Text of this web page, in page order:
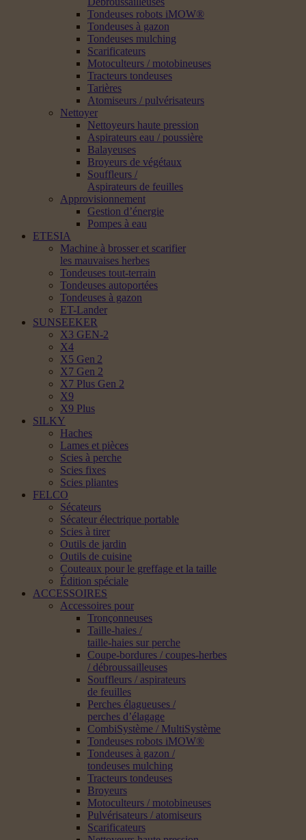
Tondeuses robots iMOW®
Tondeuses à gazon
Tondeuses mulching
Scarificateurs
Motoculteurs / motobineuses
Tracteurs tondeuses
Tarières
Atomiseurs / pulvérisateurs
Nettoyer
Nettoyeurs haute pression
Aspirateurs eau / poussière
Balayeuses
Broyeurs de végétaux
Souffleurs /
Aspirateurs de feuilles
Approvisionnement
Gestion d’énergie
Pompes à eau
ETESIA
Machine à brosser et scarifier
les mauvaises herbes
Tondeuses tout-terrain
Tondeuses autoportées
Tondeuses à gazon
ET-Lander
SUNSEEKER
X3 GEN-2
X4
X5 Gen 2
X7 Gen 2
X7 Plus Gen 2
X9
X9 Plus
SILKY
Haches
Lames et pièces
Scies à perche
Scies fixes
Scies pliantes
FELCO
Sécateurs
Sécateur électrique portable
Scies à tirer
Outils de jardin
Outils de cuisine
Couteaux pour le greffage et la taille
Édition spéciale
ACCESSOIRES
Accessoires pour
Tronçonneuses
Taille-haies /
taille-haies sur perche
Coupe-bordures / coupes-herbes
/ débroussailleuses
Souffleurs / aspirateurs
de feuilles
Perches élagueuses /
perches d’élagage
CombiSystème / MultiSystème
Tondeuses robots iMOW®
Tondeuses à gazon /
tondeuses mulching
Tracteurs tondeuses
Broyeurs
Motoculteurs / motobineuses
Pulvérisateurs / atomiseurs
Scarificateurs